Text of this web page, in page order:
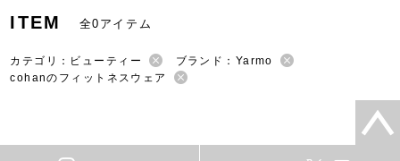
ITEM 全0アイテム
カテゴリ：ビューティー
ブランド：Yarmo
cohanのフィットネスウェア